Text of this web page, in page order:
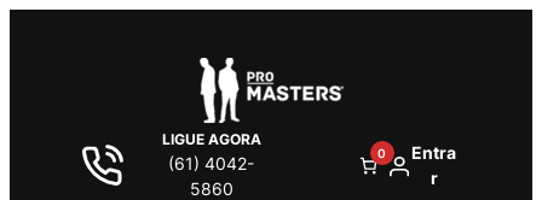
LIGUE AGORA
(61) 4042-
5860
0
Entra
r